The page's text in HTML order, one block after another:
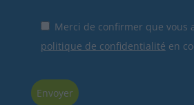
Merci de confirmer que vous
politique de confidentialité en